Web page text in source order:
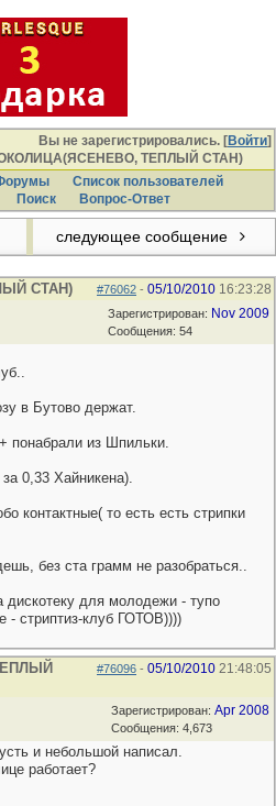
Вы не зарегистрировались. [Войти]
ТЕПЛЫЙ СТАН)
Список пользователей
Поиcк Вопрос-Ответ
следующее сообщение
#76062 - 05/10/2010 16:23:28
СТАН)
Зарегистрирован: Nov 2009
Сообщения: 54
в Бутово держат.
понабрали из Шпильки.
0,33 Хайникена).
контактные( то есть есть стрипки
без ста грамм не разобраться..
для молодежи - тупо
- стриптиз-клуб ГОТОВ))))
#76096 - 05/10/2010 21:48:05
Зарегистрирован: Apr 2008
Сообщения: 4,673
и небольшой написал.
работает?